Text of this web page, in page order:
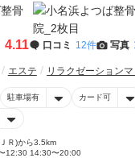
4.11 口コミ 12件 写真
エステ リラクゼーション
駐車場有 カード可
Ｒ)から3.5km
12:30 14:30〜20:00